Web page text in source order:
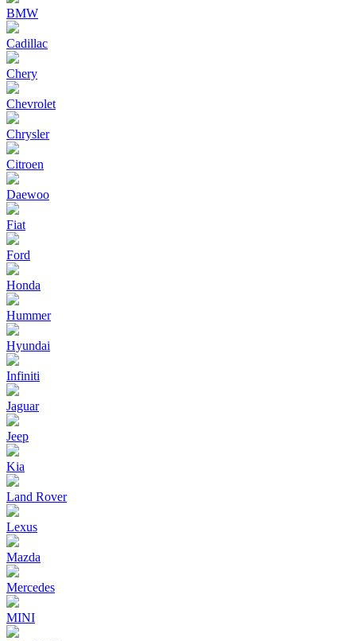
BMW
Cadillac
Chery
Chevrolet
Chrysler
Citroen
Daewoo
Fiat
Ford
Honda
Hummer
Hyundai
Infiniti
Jaguar
Jeep
Kia
Land Rover
Lexus
Mazda
Mercedes
MINI